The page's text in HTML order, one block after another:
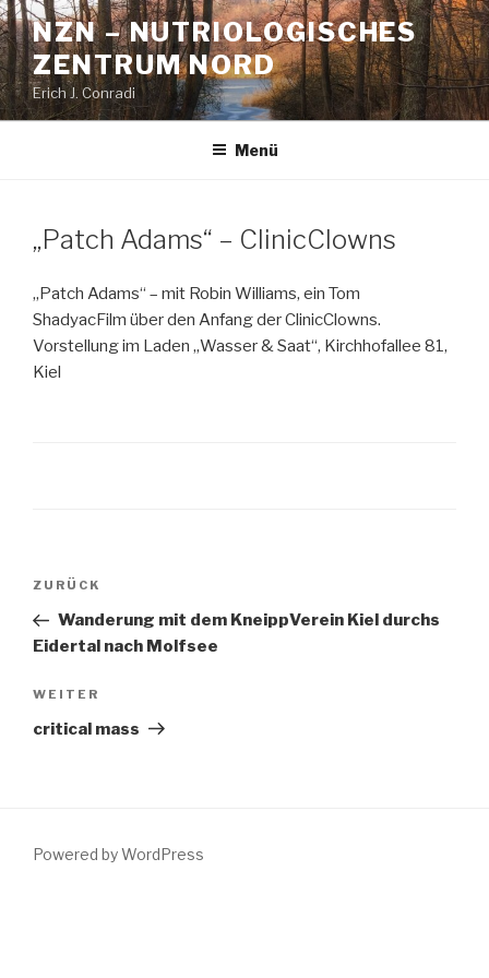
Zum
Inhalt
springen
NZN – NUTRIOLOGISCHES
ZENTRUM NORD
Erich J. Conradi
Menü
„Patch Adams“ – ClinicClowns
„Patch Adams“ – mit Robin Williams, ein Tom
ShadyacFilm über den Anfang der ClinicClowns.
Vorstellung im Laden „Wasser & Saat“, Kirchhofallee 81,
Kiel
Beitragsnavigation
Vorheriger
Beitrag
ZURÜCK
Wanderung mit dem KneippVerein Kiel durchs
Eidertal nach Molfsee
Nächster
Beitrag
WEITER
critical mass
Powered by WordPress